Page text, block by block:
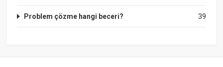
39
Problem çözme hangi beceri?